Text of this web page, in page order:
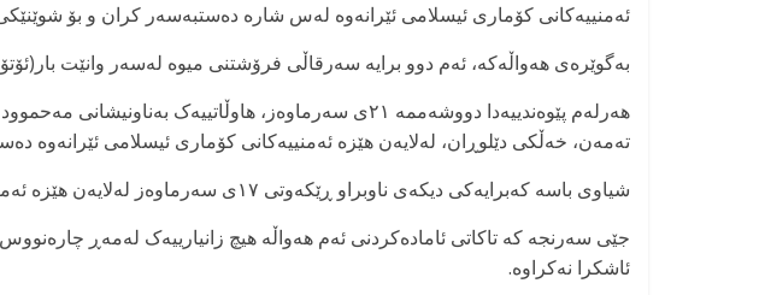
ئەمنییەکانی کۆماری ئیسلامی ئێرانەوە لەس شارە دەستبەسەر کران و بۆ شوێنێکی
بەگوێرەی هەواڵەکە، ئەم دوو برایە سەرقاڵی فرۆشتنی میوە لەسەر وانێت
تەمەن، خەڵکی دێلوڕان، لەلایەن هێزە ئەمنییەکانی کۆماری ئیسلامی ئێرانەوە
شیاوی باسە کەبرایەکی دیکەی ناوبراو ڕێکەوتی ١٧ی سەرماوەز لەلایەن هێزە ئەمنییەکانی ئێرانەوە دەستبەسەر کرابوو.
جێی سەرنجە کە تاکاتی ئامادەکردنی ئەم هەواڵە هیچ زانیارییەک لەمەڕ چارەنووس
ئاشکرا نەکراوە.